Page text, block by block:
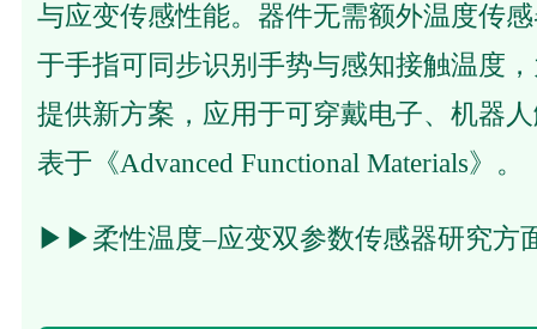
与应变传感性能。器件无需额外温度传
于手指可同步识别手势与感知接触温度
提供新方案，应用于可穿戴电子、机器
表于《Advanced Functional Materials》。
▶▶ 柔性温度–应变双参数传感器研究方